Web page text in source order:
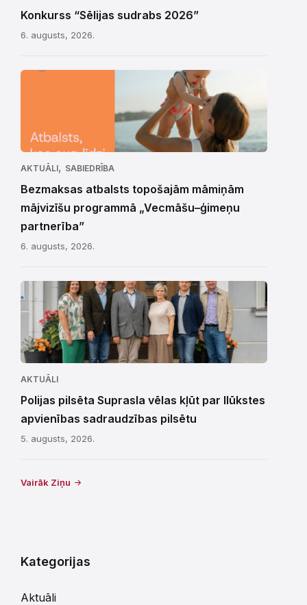
Konkurss “Sēlijas sudrabs 2026”
6. augusts, 2026.
AKTUĀLI, SABIEDRĪBA
Bezmaksas atbalsts topošajām māmiņām
mājvizīšu programmā „Vecmāšu–ģimeņu
partnerība”
6. augusts, 2026.
AKTUĀLI
Polijas pilsēta Suprasla vēlas kļūt par Ilūkstes
apvienības sadraudzības pilsētu
5. augusts, 2026.
Vairāk Ziņu
Kategorijas
Aktuāli